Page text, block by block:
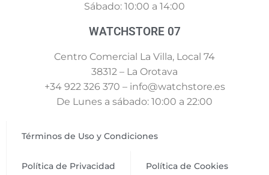
Sábado: 10:00 a 14:00
WATCHSTORE 07
Centro Comercial La Villa, Local 74
38312 – La Orotava
+34 922 326 370 – info@watchstore.es
De Lunes a sábado: 10:00 a 22:00
Términos de Uso y Condiciones
Política de Privacidad Política de Cookies